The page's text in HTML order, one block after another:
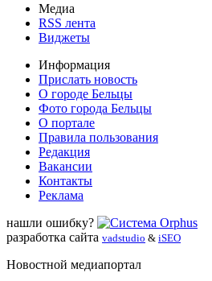
Медиа
RSS лента
Виджеты
Информация
Прислать новость
О городе Бельцы
Фото города Бельцы
О портале
Правила пользования
Редакция
Вакансии
Контакты
Реклама
нашли ошибку?
разработка сайта vadstudio & iSEO
Новостной медиапортал